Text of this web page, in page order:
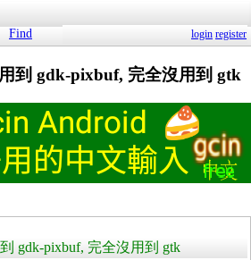
Find login register
到 gdk-pixbuf, 完全沒用到 gtk
gdk-pixbuf, 完全沒用到 gtk